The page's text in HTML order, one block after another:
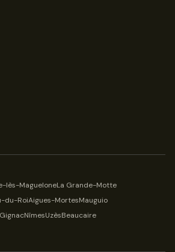
lès-MagueloneLa Grande-Motte
du-RoiAigues-MortesMauguio
GignacNîmesUzèsBeaucaire